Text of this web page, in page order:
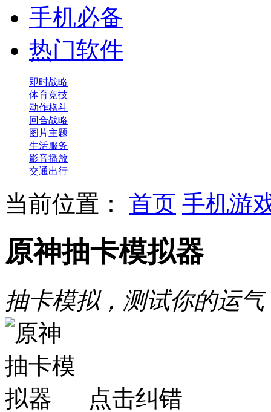
手机必备
热门软件
即时战略
体育竞技
动作格斗
回合战略
图片主题
生活服务
影音播放
交通出行
当前位置： 首页 手机游
原神抽卡模拟器
抽卡模拟，测试你的运气
点击纠错